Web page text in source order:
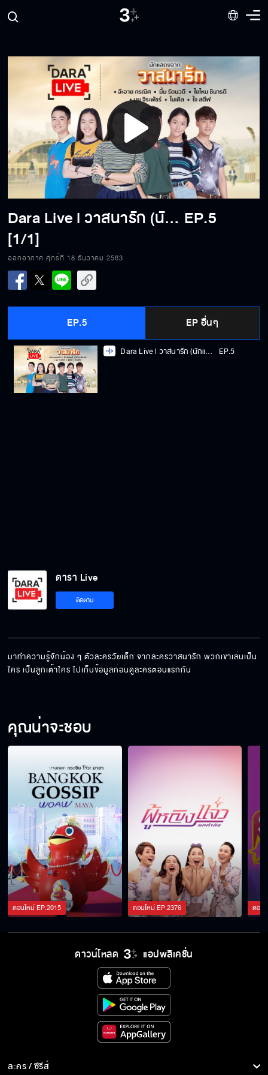
Play
Video
Dara Live l วาสนารัก (นักแสดงรุ่นเด็ก) EP.5
[1/1]
ออกอากาศ ศุกร์ที่ 18 ธันวาคม 2563
EP.5 EP อื่นๆ
Dara Live l วาสนารัก (นักแสดงรุ่นเด็ก) EP.5
ดารา Live
ติดตาม
มาทำความรู้จักน้อง ๆ ตัวละครวัยเด็ก จากละครวาสนารัก พวกเขาเล่นเป็น
ใคร เป็นลูกเต้าใคร ไปเก็บข้อมูลก่อนดูละครตอนแรกกัน
คุณน่าจะชอบ
ตอนใหม่EP.2015 ตอนใหม่EP.2376 ตอน
ดาวน์โหลด แอปพลิเคชั่น
ละคร / ซีรีส์